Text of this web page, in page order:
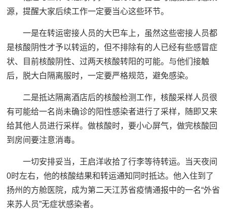
源，提醒大家后续工作一定要当心这些环节。
一是在转运密接人员的大巴车上，虽然这些密接人员都
是核酸阴性才予以转运的，但不排除有的人已经有些感冒症
状、目前核酸阴性、过两天核酸转阳的可能。与他们接触
后，脱大白隔离服时，一定要严格规范，避免感染。
二是抵达隔离酒店后的核酸检测工作，核酸采样人员很
有可能给一名尚未确诊的阳性感染者进行了采样，随即又来
给其他人员进行采样。做核酸时，要小心屏气，做完核酸回
到房间要注意消毒。
一切安排妥当，王启洋收拾了行李等待转运。当天夜间
0时左右，他的核酸结果和转运通知同时抵达。他入住到了
扬州的方舱医院，成为第二天江苏省疫情通报中的一名“外省
来苏人员”无症状感染者。